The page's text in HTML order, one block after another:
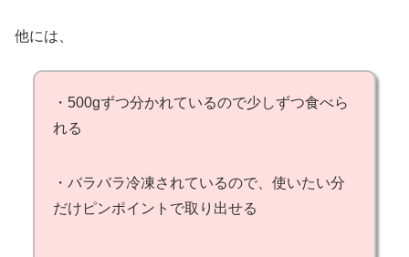
他には、
・500gずつ分かれているので少しずつ食べら
れる
・バラバラ冷凍されているので、使いたい分
だけピンポイントで取り出せる